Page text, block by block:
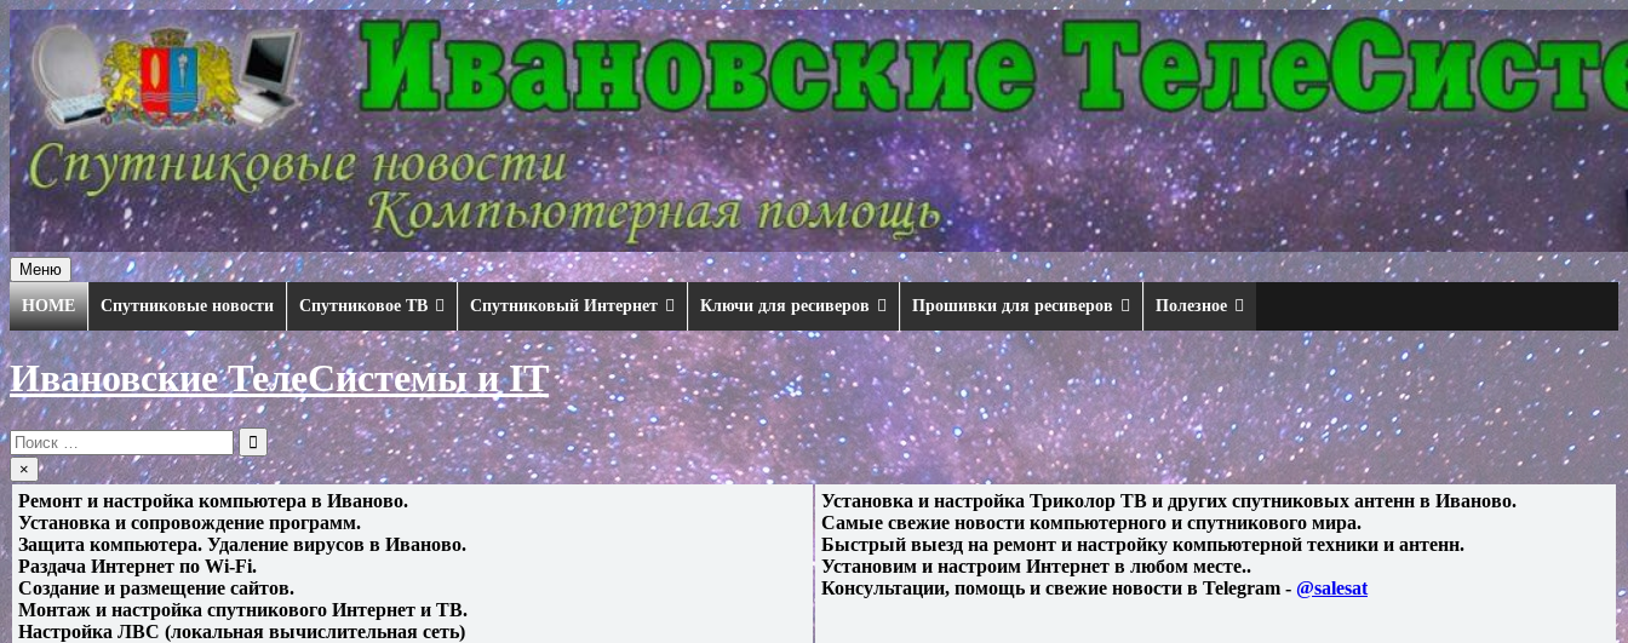
Перейти
к
содержимому
Меню
HOME
Спутниковые новости Спутниковое ТВ Спутниковый Интернет Ключи для ресиверов Прошивки для ресиверов Полезное
Ивановские ТелеСистемы и IT
Искать:
×
Ремонт и настройка компьютера в Иваново.
Установка и сопровождение программ.
Защита компьютера. Удаление вирусов в Иваново.
Раздача Интернет по Wi-Fi.
Создание и размещение сайтов.
Монтаж и настройка спутникового Интернет и ТВ.
Настройка ЛВС (локальная вычислительная сеть)
Установка и настройка Триколор ТВ и других спутниковых антенн в Иваново.
Самые свежие новости компьютерного и спутникового мира.
Быстрый выезд на ремонт и настройку компьютерной техники и антенн.
Установим и настроим Интернет в любом месте..
Консультации, помощь и свежие новости в Telegram - @salesat